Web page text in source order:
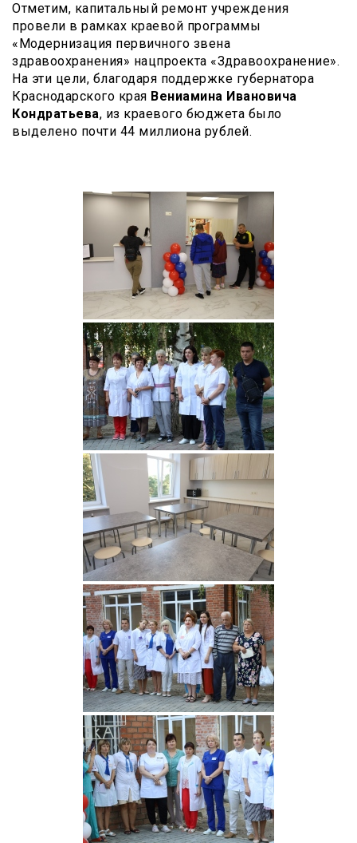
Отметим, капитальный ремонт учреждения
провели в рамках краевой программы
«Модернизация первичного звена
здравоохранения» нацпроекта «Здравоохранение».
На эти цели, благодаря поддержке губернатора
Краснодарского края Вениамина Ивановича
Кондратьева, из краевого бюджета было
выделено почти 44 миллиона рублей.